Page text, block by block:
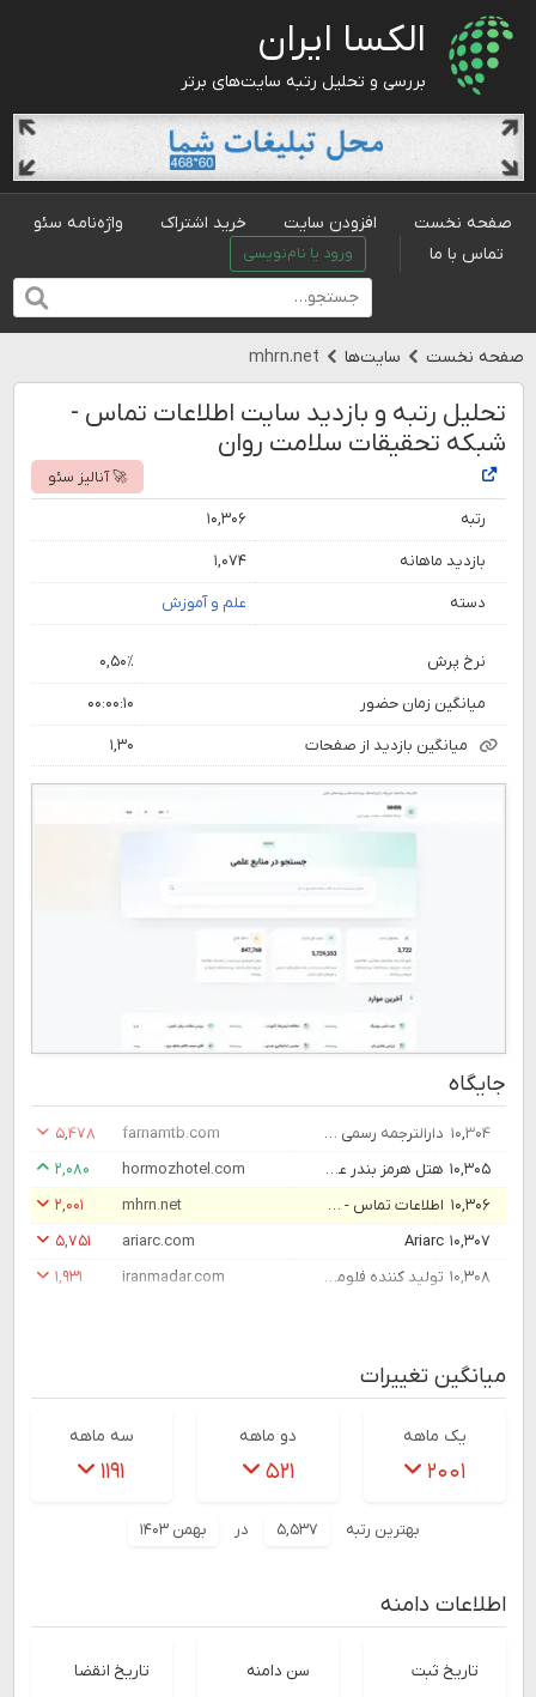
الکسا ایران
بررسی و تحلیل رتبه سایت‌های برتر
صفحه نخست افزودن سایت خرید اشتراک
واژه‌نامه سئو
تماس با ما
ورود یا نام‌نویسی
صفحه نخست سایت‌ها mhrn.net
تحلیل رتبه و بازدید سایت اطلاعات تماس -
شبکه تحقیقات سلامت روان
🚀 آنالیز سئو
رتبه ۱۰,۳۰۶
بازدید ماهانه ۱,۰۷۴
دسته علم و آموزش
نرخ پرش ۰,۵۰٪
میانگین زمان حضور ۰۰:۰۰:۱۰
میانگین بازدید از صفحات ۱,۳۰
جایگاه
۱۰,۳۰۴ دارالترجمه رسمی فرنام - ترجمه فوری دانشجویی شرکتی و مهاجرتی farnamtb.com
۵,۴۷۸
۱۰,۳۰۵
هتل هرمز بندر عباس hormozhotel.com
۲,۰۸۰
۱۰,۳۰۶
اطلاعات تماس - شبکه تحقیقات سلامت روان mhrn.net
۲,۰۰۱
۱۰,۳۰۷ Ariarc
ariarc.com
۵,۷۵۱
۱۰,۳۰۸
تولید کننده فلومتر مغناطیسی اقطار بزرگ | فلومتر راداری | فلومتر اولتراسونیک iranmadar.com ۱,۹۳۱
میانگین تغییرات
یک ماهه
۲۰۰۱
دو ماهه
۵۲۱
سه ماهه
۱۱۹۱
بهترین رتبه ۵,۵۳۷ در بهمن ۱۴۰۳
اطلاعات دامنه
تاریخ ثبت سن دامنه تاریخ انقضا